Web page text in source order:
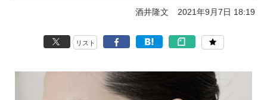
酒井隆文 2021年9月7日 18:19
リスト